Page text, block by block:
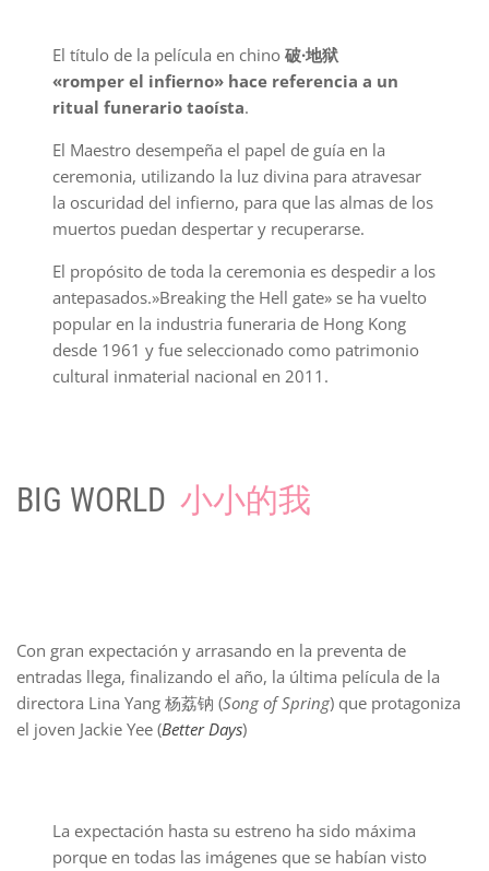
El título de la película en chino破·地狱
«romper el infierno» hace referencia a un
ritual funerario taoísta.
El Maestro desempeña el papel de guía en la
ceremonia, utilizando la luz divina para atravesar
la oscuridad del infierno, para que las almas de los
muertos puedan despertar y recuperarse.
El propósito de toda la ceremonia es despedir a los
antepasados.»Breaking the Hell gate» se ha vuelto
popular en la industria funeraria de Hong Kong
desde 1961 y fue seleccionado como patrimonio
cultural inmaterial nacional en 2011.
BIG WORLD 小小的我
Con gran expectación y arrasando en la preventa de
entradas llega, finalizando el año, la última película de la
directora Lina Yang 杨荔钠 (Song of Spring) que protagoniza
el joven Jackie Yee (Better Days)
La expectación hasta su estreno ha sido máxima
porque en todas las imágenes que se habían visto